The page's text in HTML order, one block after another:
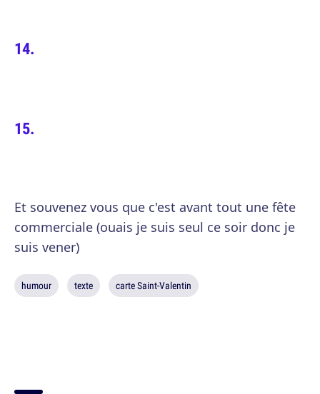
Et souvenez vous que c'est avant tout une fête
commerciale (ouais je suis seul ce soir donc je
suis vener)
humour texte carte Saint-Valentin